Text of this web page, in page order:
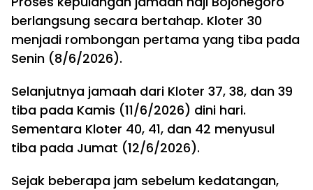
berlangsung secara bertahap. Kloter 30
menjadi rombongan pertama yang tiba pada
Senin (8/6/2026).
Selanjutnya jamaah dari Kloter 37, 38, dan 39
tiba pada Kamis (11/6/2026) dini hari.
Sementara Kloter 40, 41, dan 42 menyusul
tiba pada Jumat (12/6/2026).
Sejak beberapa jam sebelum kedatangan,